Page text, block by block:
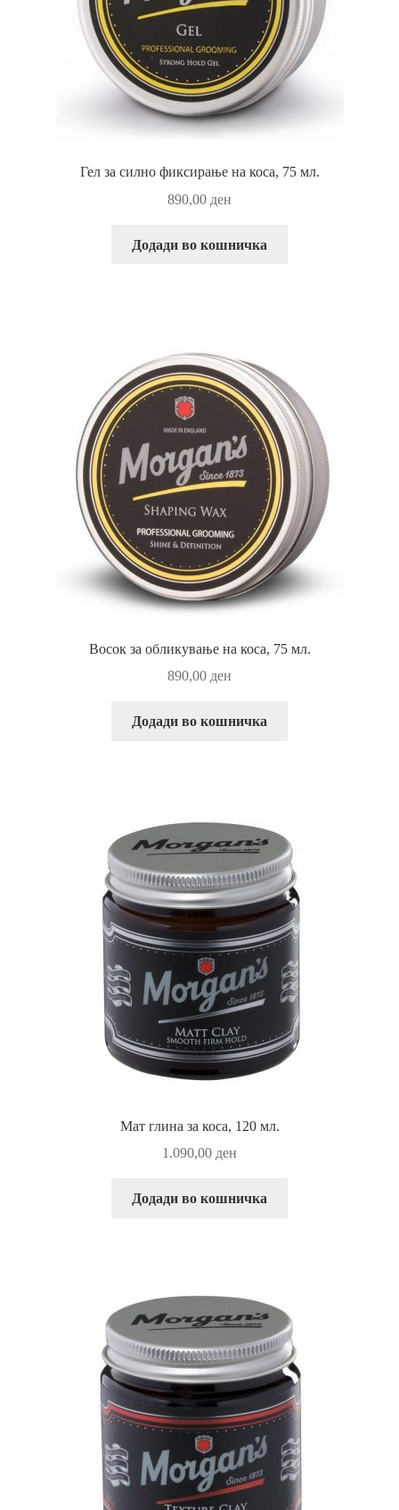
Гел за силно фиксирање на коса, 75 мл.
890,00 ден
Додади во кошничка
Восок за обликување на коса, 75 мл.
890,00 ден
Додади во кошничка
Мат глина за коса, 120 мл.
1.090,00 ден
Додади во кошничка